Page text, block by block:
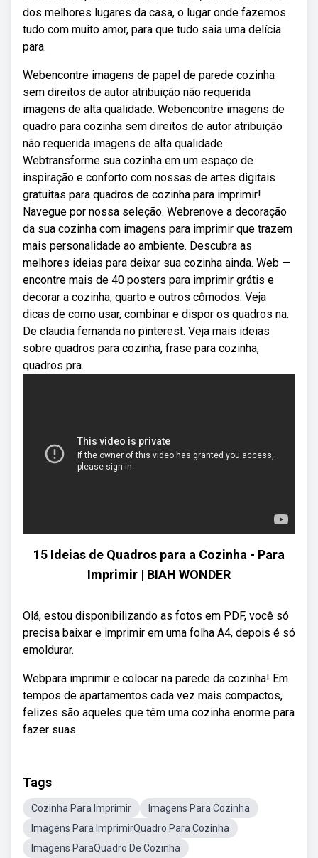
dos melhores lugares da casa, o lugar onde fazemos
tudo com muito amor, para que tudo saia uma delícia
para.
Webencontre imagens de papel de parede cozinha
sem direitos de autor atribuição não requerida
imagens de alta qualidade. Webencontre imagens de
quadro para cozinha sem direitos de autor atribuição
não requerida imagens de alta qualidade.
Webtransforme sua cozinha em um espaço de
inspiração e conforto com nossas de artes digitais
gratuitas para quadros de cozinha para imprimir!
Navegue por nossa seleção. Webrenove a decoração
da sua cozinha com imagens para imprimir que trazem
mais personalidade ao ambiente. Descubra as
melhores ideias para deixar sua cozinha ainda. Web —
encontre mais de 40 posters para imprimir grátis e
decorar a cozinha, quarto e outros cômodos. Veja
dicas de como usar, combinar e dispor os quadros na.
De claudia fernanda no pinterest. Veja mais ideias
sobre quadros para cozinha, frase para cozinha,
quadros pra.
15 Ideias de Quadros para a Cozinha - Para
Imprimir | BIAH WONDER
Olá, estou disponibilizando as fotos em PDF, você só
precisa baixar e imprimir em uma folha A4, depois é só
emoldurar.
Webpara imprimir e colocar na parede da cozinha! Em
tempos de apartamentos cada vez mais compactos,
felizes são aqueles que têm uma cozinha enorme para
fazer suas.
Tags
Cozinha Para Imprimir
Imagens Para Cozinha
Imagens Para ImprimirQuadro Para Cozinha
Imagens ParaQuadro De Cozinha